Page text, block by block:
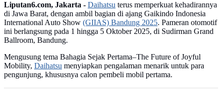
Liputan6.com, Jakarta - Daihatsu terus memperkuat kehadirannya
di Jawa Barat, dengan ambil bagian di ajang Gaikindo Indonesia
International Auto Show (GIIAS) Bandung 2025. Pameran otomotif
ini berlangsung pada 1 hingga 5 Oktober 2025, di Sudirman Grand
Ballroom, Bandung.
Mengusung tema Bahagia Sejak Pertama–The Future of Joyful
Mobility, Daihatsu menyiapkan pengalaman menarik untuk para
pengunjung, khususnya calon pembeli mobil pertama.